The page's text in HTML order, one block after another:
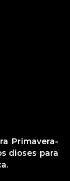
Primavera-
dioses para